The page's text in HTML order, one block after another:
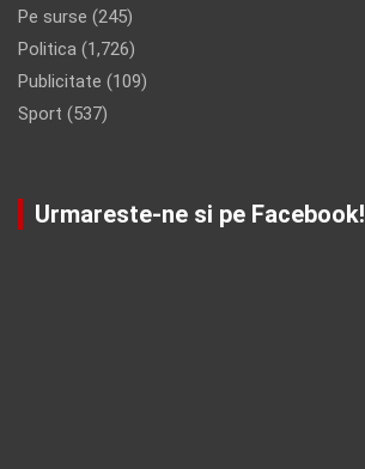
Pe surse (245)
Politica (1,726)
Publicitate (109)
Sport (537)
Urmareste-ne si pe Facebook!